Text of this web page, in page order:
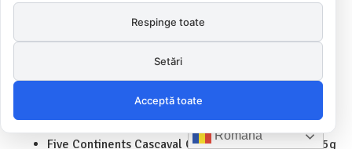
Five Continents Cascaval Dobrogea din Lapte de
Oaie 250g cu 0.5g zaharuri
Five Continents Cascaval Light 400g cu 0.5g zaharuri
Five Continents Cascaval Carpati 8 Felii 150g cu 0.5g
Română
Respinge toate
Setări
Acceptă toate